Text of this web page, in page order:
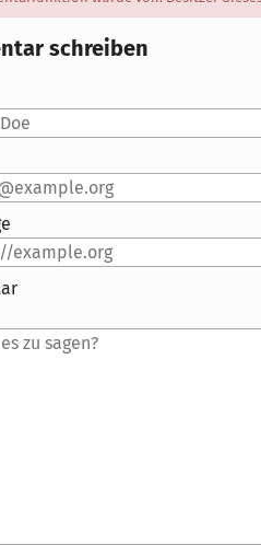
schreiben